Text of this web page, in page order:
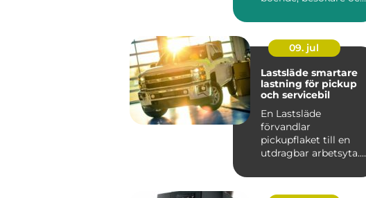
...
09. jul
Lastsläde smartare
lastning för pickup
och servicebil
En Lastsläde
förvandlar
pickupflaket till en
utdragbar arbetsyta. I
på knän...